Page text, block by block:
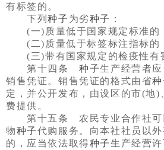
有标签的。
下列种子 为劣种子 ：
(一)质量低于国家规定标准的
(二)质量低于标签标注指标的
(三)带有国家规定的检疫性有
第十四条种子生产经营者
销售凭证。销售凭证的格式由省种
定，并公开发布，由设区的市(地)
费提供。
第十五条 农民专业合作社可
物种子代购服务。向本社社员以
的，应当依法取得种子生产经营